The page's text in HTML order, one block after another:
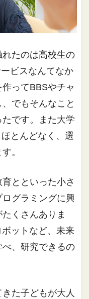
たのは高校生の
ビスなんてなか
ってBBSやチャ
でもそんなこと
です。また大学
とんどなく、選
。
とといった小さ
グラミングに興
くさんありま
ットなど、未来
、研究できるの
た子どもが大人